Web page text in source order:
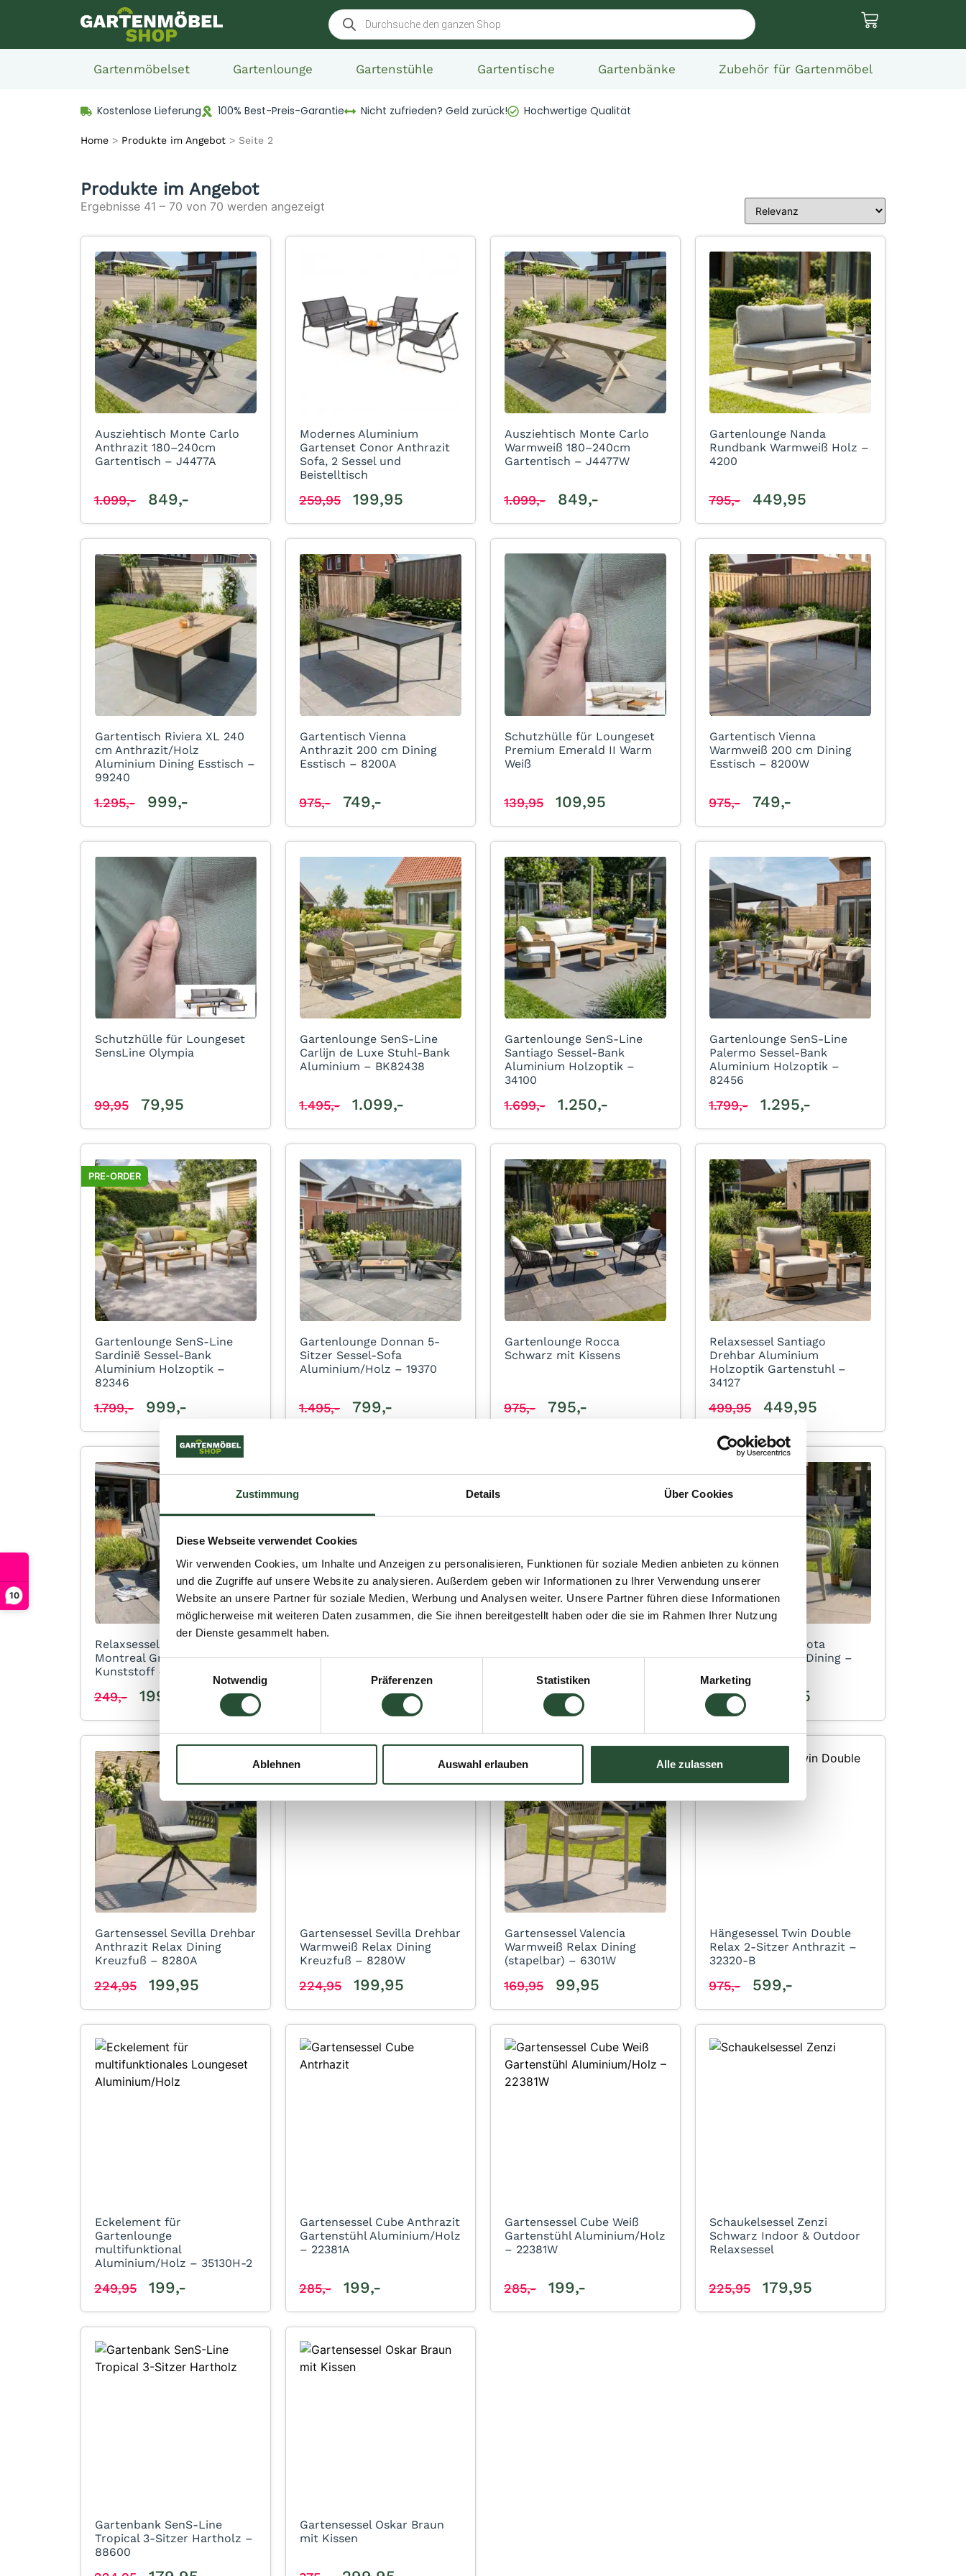
Zustimmung Details Über Cookies
Diese Webseite verwendet Cookies
Wir verwenden Cookies, um Inhalte und Anzeigen zu personalisieren, Funktionen für soziale Medien anbieten zu können
und die Zugriffe auf unsere Website zu analysieren. Außerdem geben wir Informationen zu Ihrer Verwendung unserer
Website an unsere Partner für soziale Medien, Werbung und Analysen weiter. Unsere Partner führen diese Informationen
möglicherweise mit weiteren Daten zusammen, die Sie ihnen bereitgestellt haben oder die sie im Rahmen Ihrer Nutzung
der Dienste gesammelt haben.
Einwilligungsauswahl
Notwendig
Präferenzen Statistiken Marketing
Ablehnen Auswahl erlauben Alle zulassen
10
Gartenmöbelset Gartenlounge Gartenstühle Gartentische Gartenbänke Zubehör für Gartenmöbel
Kostenlose Lieferung 100% Best-Preis-Garantie Nicht zufrieden? Geld zurück! Hochwertige Qualität
Home > Produkte im Angebot > Seite 2
Produkte im Angebot
Ergebnisse 41 – 70 von 70 werden angezeigt
Ausziehtisch Monte Carlo
Anthrazit 180–240cm
Gartentisch – J4477A
1.099,- 849,-
Modernes Aluminium
Gartenset Conor Anthrazit
Sofa, 2 Sessel und
Beistelltisch
259,95 199,95
Ausziehtisch Monte Carlo
Warmweiß 180–240cm
Gartentisch – J4477W
1.099,- 849,-
Gartenlounge Nanda
Rundbank Warmweiß Holz –
4200
795,- 449,95
Gartentisch Riviera XL 240
cm Anthrazit/Holz
Aluminium Dining Esstisch –
99240
1.295,- 999,-
Gartentisch Vienna
Anthrazit 200 cm Dining
Esstisch – 8200A
975,- 749,-
Schutzhülle für Loungeset
Premium Emerald II Warm
Weiß
139,95 109,95
Gartentisch Vienna
Warmweiß 200 cm Dining
Esstisch – 8200W
975,- 749,-
Schutzhülle für Loungeset
SensLine Olympia
99,95 79,95
Gartenlounge SenS-Line
Carlijn de Luxe Stuhl-Bank
Aluminium – BK82438
1.495,- 1.099,-
Gartenlounge SenS-Line
Santiago Sessel-Bank
Aluminium Holzoptik –
34100
1.699,- 1.250,-
Gartenlounge SenS-Line
Palermo Sessel-Bank
Aluminium Holzoptik –
82456
1.799,- 1.295,-
PRE-ORDER
Gartenlounge SenS-Line
Sardinië Sessel-Bank
Aluminium Holzoptik –
82346
1.799,- 999,-
Gartenlounge Donnan 5-
Sitzer Sessel-Sofa
Aluminium/Holz – 19370
1.495,- 799,-
Gartenlounge Rocca
Schwarz mit Kissens
975,- 795,-
Relaxsessel Santiago
Drehbar Aluminium
Holzoptik Gartenstuhl –
34127
499,95 449,95
Relaxsessel SenS-Line
Montreal Grau HIPS
Kunststoff – WS21-Grey
249,- 199,95
Rückenkissen Grau – WS-
54,95
Anthrazit Relax Dining –
149,95
Gartensessel Dakota
Warmweiß Relax Dining –
199,95 149,95
Gartensessel Sevilla Drehbar
Anthrazit Relax Dining
Kreuzfuß – 8280A
224,95 199,95
Gartensessel Sevilla Drehbar
Warmweiß Relax Dining
Kreuzfuß – 8280W
224,95 199,95
Gartensessel Valencia
Warmweiß Relax Dining
(stapelbar) – 6301W
169,95 99,95
Hängesessel Twin Double
Relax 2-Sitzer Anthrazit –
32320-B
975,- 599,-
Eckelement für
Gartenlounge
multifunktional
Aluminium/Holz – 35130H-2
249,95 199,-
Gartensessel Cube Anthrazit
Gartenstühl Aluminium/Holz
– 22381A
285,- 199,-
Gartensessel Cube Weiß
Gartenstühl Aluminium/Holz
– 22381W
285,- 199,-
Schaukelsessel Zenzi
Schwarz Indoor & Outdoor
Relaxsessel
225,95 179,95
Gartenbank SenS-Line
Tropical 3-Sitzer Hartholz –
88600
Gartensessel Oskar Braun
mit Kissen